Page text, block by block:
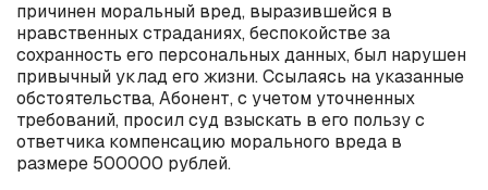
причинен моральный вред, выразившейся в
нравственных страданиях, беспокойстве за
сохранность его персональных данных, был нарушен
привычный уклад его жизни. Ссылаясь на указанные
обстоятельства, Абонент, с учетом уточненных
требований, просил суд взыскать в его пользу с
ответчика компенсацию морального вреда в
размере 500000 рублей.